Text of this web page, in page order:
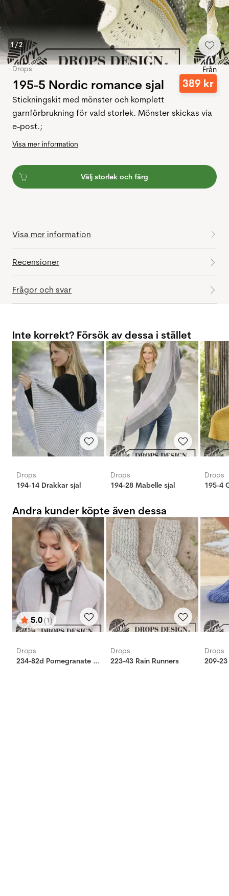
1/2
Drops
195-5 Nordic romance sjal
Från
389 kr
Stickningskit med mönster och komplett
garnförbrukning för vald storlek. Mönster skickas via
e-post.;
Visa mer information
Välj storlek och färg
Visa mer information
Recensioner
Frågor och svar
Inte korrekt? Försök av dessa i stället
Drops
194-14 Drakkar sjal
Drops
194-28 Mabelle sjal
Drops
195-4
Andra kunder köpte även dessa
Betyg:
5.0(1)
utav 5 stjärnor
Drops
234-82d Pomegranate Shawl
Drops
223-43 Rain Runners
Drops
209-